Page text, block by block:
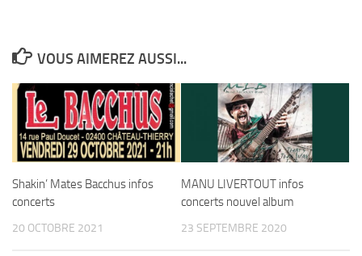
VOUS AIMEREZ AUSSI...
Shakin’ Mates Bacchus infos
concerts
20 OCTOBRE 2021
MANU LIVERTOUT infos
concerts nouvel album
23 SEPTEMBRE 2020